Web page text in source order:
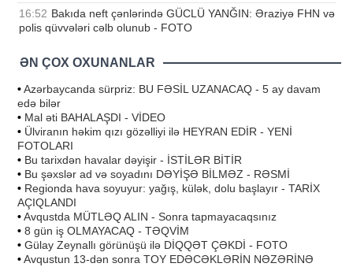
16:52 Bakıda neft çənlərində GÜCLÜ YANĞIN: Əraziyə FHN və
polis qüvvələri cəlb olunub - FOTO
ƏN ÇOX OXUNANLAR
•Azərbaycanda sürpriz: BU FƏSİL UZANACAQ - 5 ay davam
edə bilər
• Mal əti BAHALAŞDI - VİDEO
• Ülviranın həkim qızı gözəlliyi ilə HEYRAN EDİR - YENİ
FOTOLARI
• Bu tarixdən havalar dəyişir - İSTİLƏR BİTİR
• Bu şəxslər ad və soyadını DƏYİŞƏ BİLMƏZ - RƏSMİ
• Regionda hava soyuyur: yağış, külək, dolu başlayır - TARİX
AÇIQLANDI
•Avqustda MÜTLƏQ ALIN - Sonra tapmayacaqsınız
• 8 gün iş OLMAYACAQ - TƏQVİM
• Gülay Zeynallı görünüşü ilə DİQQƏT ÇƏKDİ - FOTO
•Avqustun 13-dən sonra TOY EDƏCƏKLƏRİN NƏZƏRİNƏ